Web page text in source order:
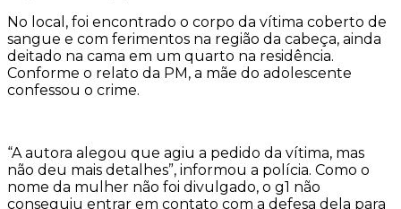
No local, foi encontrado o corpo da vítima coberto de
sangue e com ferimentos na região da cabeça, ainda
deitado na cama em um quarto na residência.
Conforme o relato da PM, a mãe do adolescente
confessou o crime.
“A autora alegou que agiu a pedido da vítima, mas
não deu mais detalhes”, informou a polícia. Como o
nome da mulher não foi divulgado, o g1 não
conseguiu entrar em contato com a defesa dela para